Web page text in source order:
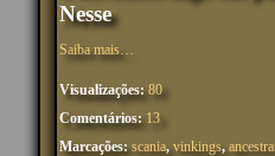
Nesse
Saiba mais…
Visualizações:80
Comentários: 13
Marcações:scania,vinkings,